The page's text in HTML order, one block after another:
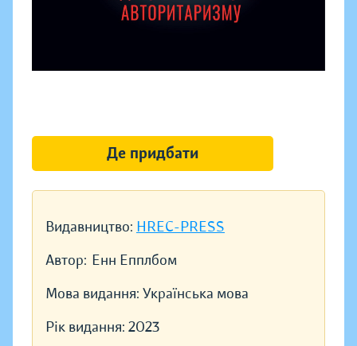
Видавництво: HREC-PRESS
Автор: Енн Епплбом
Мова видання: Українська мова
Рік видання: 2023
Де придбати